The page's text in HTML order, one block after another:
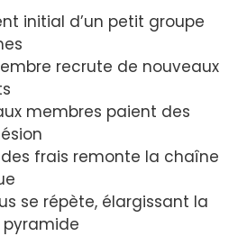
initial d’un petit groupe
recrute de nouveaux
membres paient des
frais remonte la chaîne
se répète, élargissant la